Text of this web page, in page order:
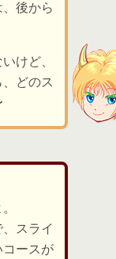
後から
けど、
どのス
スライ
コースが